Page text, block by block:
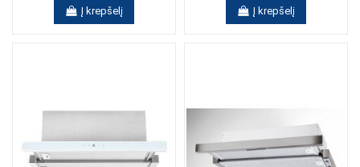
Į krepšelį Į krepšelį